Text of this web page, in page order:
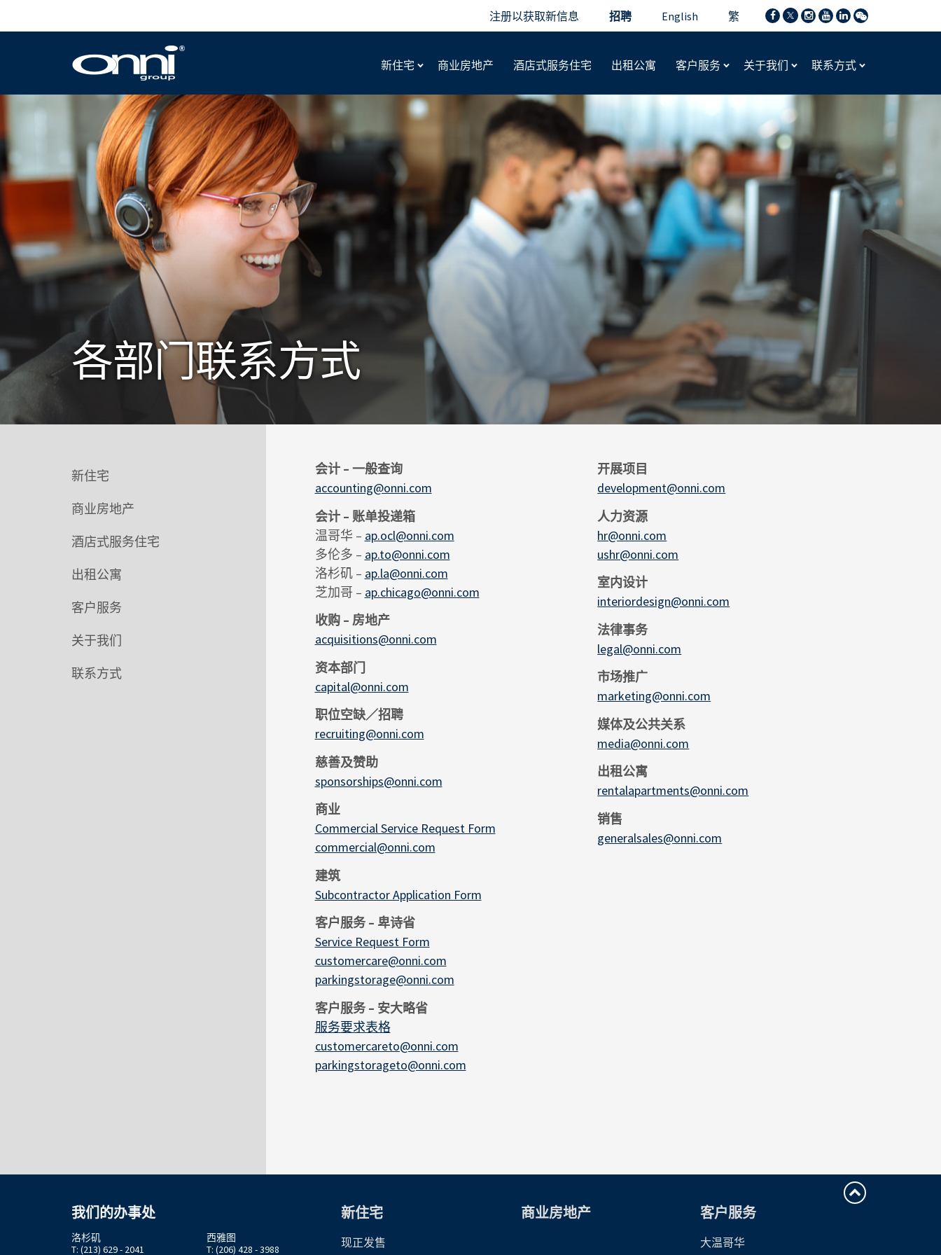
注册以获取新信息 招聘 English 繁
新住宅 商业房地产 酒店式服务住宅 出租公寓 客户服务 关于我们 联系方式
各部门联系方式
新住宅
商业房地产
酒店式服务住宅
出租公寓
客户服务
关于我们
联系方式
会计 – 一般查询
accounting@onni.com
会计 – 账单投递箱
温哥华 – ap.ocl@onni.com
多伦多 – ap.to@onni.com
洛杉矶 – ap.la@onni.com
芝加哥 – ap.chicago@onni.com
收购 – 房地产
acquisitions@onni.com
资本部门
capital@onni.com
职位空缺／招聘
recruiting@onni.com
慈善及赞助
sponsorships@onni.com
商业
Commercial Service Request Form
commercial@onni.com
建筑
Subcontractor Application Form
客户服务 – 卑诗省
Service Request Form
customercare@onni.com
parkingstorage@onni.com
客户服务 – 安大略省
服务要求表格
customercareto@onni.com
parkingstorageto@onni.com
开展项目
development@onni.com
人力资源
hr@onni.com
ushr@onni.com
室内设计
interiordesign@onni.com
法律事务
legal@onni.com
市场推广
marketing@onni.com
媒体及公共关系
media@onni.com
出租公寓
rentalapartments@onni.com
销售
generalsales@onni.com
我们的办事处
洛杉矶
T: (213) 629 - 2041
西雅图
T: (206) 428 - 3988
新住宅
现正发售
商业房地产 客户服务
大温哥华